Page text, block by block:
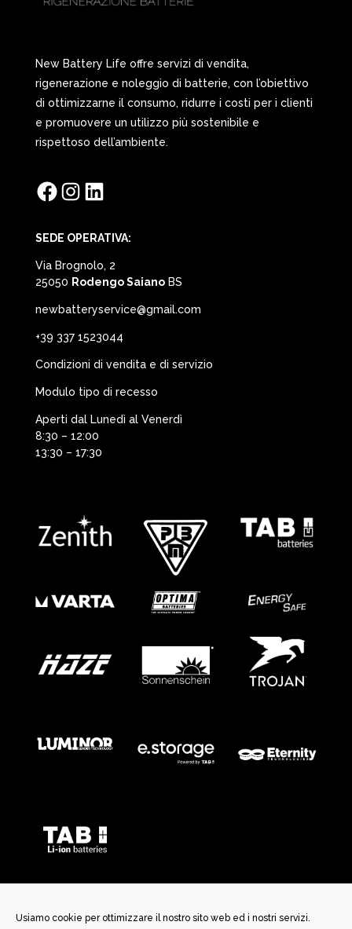
Usiamo cookie per ottimizzare il nostro sito web ed i nostri servizi.
New Battery Life offre servizi di vendita,
rigenerazione e noleggio di batterie, con l’obiettivo
di ottimizzarne il consumo, ridurre i costi per i clienti
e promuovere un utilizzo più sostenibile e
rispettoso dell’ambiente.
FacebookInstagramLinkedIn
SEDE OPERATIVA:
Via Brognolo, 2
25050 Rodengo SaianoBS
newbatteryservice@gmail.com
+39 337 1523044
Condizioni di vendita e di servizio
Modulo tipo di recesso
Aperti dal Lunedì al Venerdì
8:30 – 12:00
13:30 – 17:30